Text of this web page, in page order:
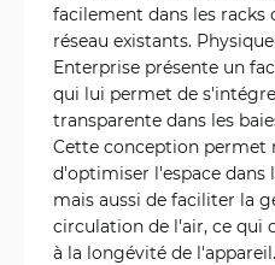
facilement dans les racks
réseau existants.
Enterprise présente un
qui lui permet de
transparente dans les
Cette conception permet
d'optimiser l'espace dans
mais aussi de faciliter la
circulation de l'air, ce qui
à la longévité de l'appareil.